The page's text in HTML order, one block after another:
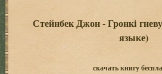
Стейнбек Джон - Гронкi
языке)
скачать книгу